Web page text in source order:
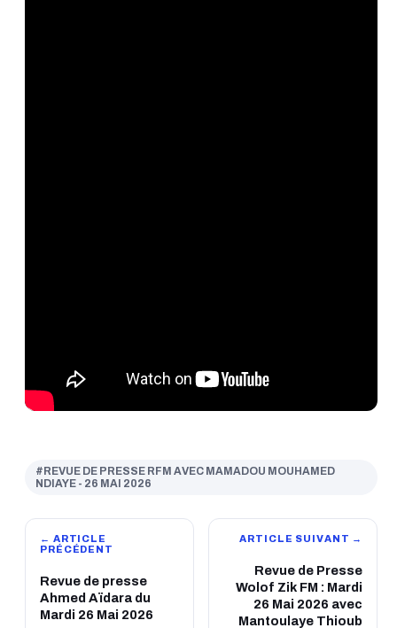
#REVUE DE PRESSE RFM AVEC MAMADOU MOUHAMED
NDIAYE - 26 MAI 2026
← ARTICLE
PRÉCÉDENT
Revue de presse
Ahmed Aïdara du
Mardi 26 Mai 2026
ARTICLE SUIVANT →
Revue de Presse
Wolof Zik FM : Mardi
26 Mai 2026 avec
Mantoulaye Thioub